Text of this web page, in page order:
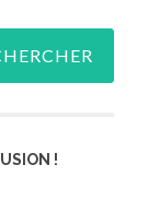
!